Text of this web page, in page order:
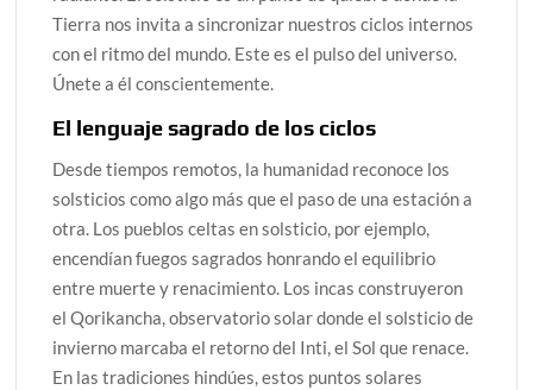
Tierra nos invita a sincronizar nuestros ciclos internos
con el ritmo del mundo. Este es el pulso del universo.
Únete a él conscientemente.
El lenguaje sagrado de los ciclos
Desde tiempos remotos, la humanidad reconoce los
solsticios como algo más que el paso de una estación a
otra. Los pueblos celtas en solsticio, por ejemplo,
encendían fuegos sagrados honrando el equilibrio
entre muerte y renacimiento. Los incas construyeron
el Qorikancha, observatorio solar donde el solsticio de
invierno marcaba el retorno del Inti, el Sol que renace.
En las tradiciones hindúes, estos puntos solares